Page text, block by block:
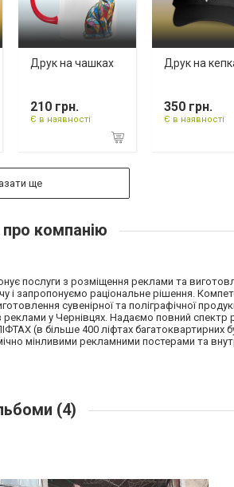
Друк на чашках
210 грн.
Є в наявності
Друк на
350 грн.
Є в наявності
ще
про компанію
послуги з розміщення реклами та
запропонуємо раціональне рішення.
сувенірної та поліграфічної
у Чернівцях. Надаємо повний спектр
(в більше 400 ліфтах багатоквартирних
мінливими рекламними постерами та
(4)